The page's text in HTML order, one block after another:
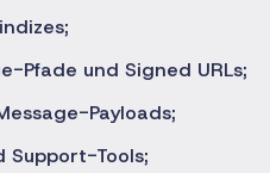
Pfade und Signed URLs;
Payloads;
Support-Tools;